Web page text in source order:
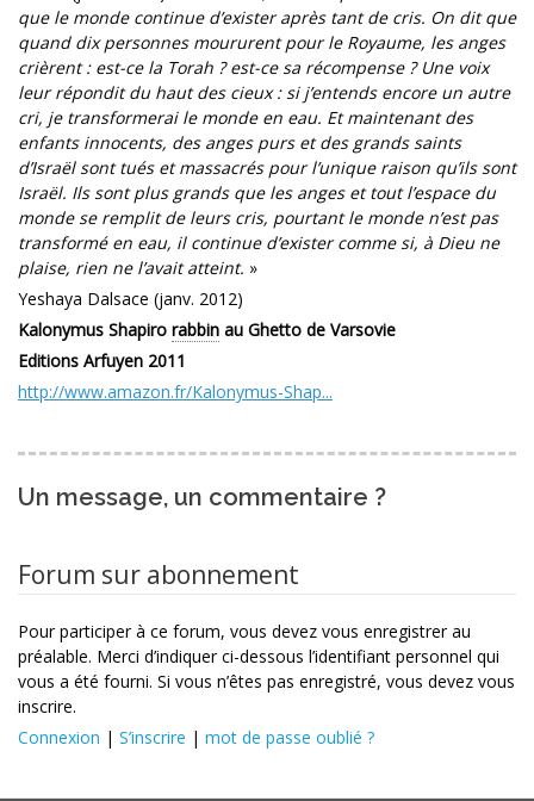
que le monde continue d’exister après tant de cris. On dit que
quand dix personnes moururent pour le Royaume, les anges
crièrent : est-ce la Torah ? est-ce sa récompense ? Une voix
leur répondit du haut des cieux : si j’entends encore un autre
cri, je transformerai le monde en eau. Et maintenant des
enfants innocents, des anges purs et des grands saints
d’Israël sont tués et massacrés pour l’unique raison qu’ils sont
Israël. Ils sont plus grands que les anges et tout l’espace du
monde se remplit de leurs cris, pourtant le monde n’est pas
transformé en eau, il continue d’exister comme si, à Dieu ne
plaise, rien ne l’avait atteint. »
Yeshaya Dalsace (janv. 2012)
Kalonymus Shapiro rabbin au Ghetto de Varsovie
Editions Arfuyen 2011
http://www.amazon.fr/Kalonymus-Shap...
Un message, un commentaire ?
Forum sur abonnement
Pour participer à ce forum, vous devez vous enregistrer au
préalable. Merci d’indiquer ci-dessous l’identifiant personnel qui
vous a été fourni. Si vous n’êtes pas enregistré, vous devez vous
inscrire.
Connexion | S’inscrire | mot de passe oublié ?